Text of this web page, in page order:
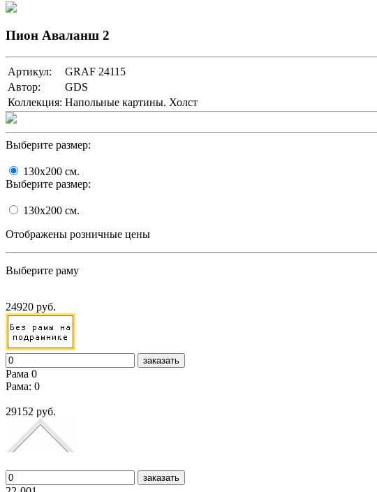
Пион Аваланш 2
Артикул:
GRAF 24115
Автор:
GDS
Коллекция: Напольные картины. Холст
Выберите размер:
130x200 cм.
Выберите размер:
130x200 cм.
Отображены розничные цены
Выберите раму
24920 руб.
заказать
Рама 0
Рама: 0
29152 руб.
заказать